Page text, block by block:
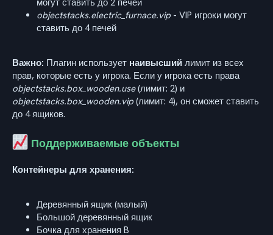
могут ставить до 2 печей
objectstacks.electric_furnace.vip - VIP игроки могут
ставить до 4 печей
Важно: Плагин использует наивысший лимит из всех
прав, которые есть у игрока. Если у игрока есть права
objectstacks.box_wooden.use(лимит: 2) и
objectstacks.box_wooden.vip (лимит: 4), он сможет ставить
до 4 ящиков.
Поддерживаемые объекты
Контейнеры для хранения:
Деревянный ящик (малый)
Большой деревянный ящик
Бочка для хранения B